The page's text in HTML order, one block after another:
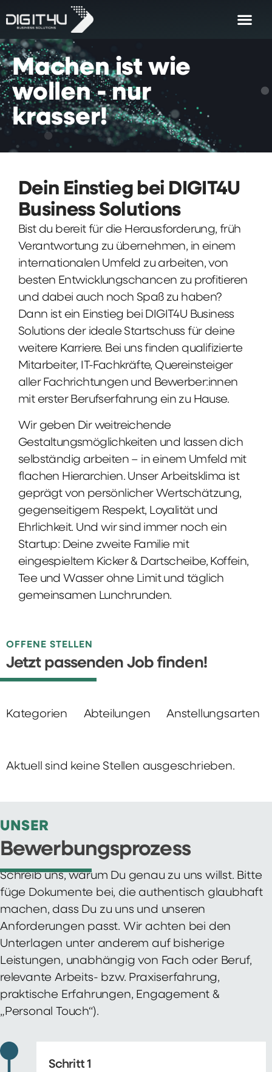
Machen ist wie
wollen - nur
krasser!
Dein Einstieg bei DIGIT4U
Business Solutions
Bist du bereit für die Herausforderung, früh
Verantwortung zu übernehmen, in einem
internationalen Umfeld zu arbeiten, von
besten Entwicklungschancen zu profitieren
und dabei auch noch Spaß zu haben?
Dann ist ein Einstieg bei DIGIT4U Business
Solutions der ideale Startschuss für deine
weitere Karriere. Bei uns finden qualifizierte
Mitarbeiter, IT-Fachkräfte, Quereinsteiger
aller Fachrichtungen und Bewerber:innen
mit erster Berufserfahrung ein zu Hause.
Wir geben Dir weitreichende
Gestaltungsmöglichkeiten und lassen dich
selbständig arbeiten – in einem Umfeld mit
flachen Hierarchien. Unser Arbeitsklima ist
geprägt von persönlicher Wertschätzung,
gegenseitigem Respekt, Loyalität und
Ehrlichkeit. Und wir sind immer noch ein
Startup: Deine zweite Familie mit
eingespieltem Kicker & Dartscheibe, Koffein,
Tee und Wasser ohne Limit und täglich
gemeinsamen Lunchrunden.
OFFENE STELLEN
Jetzt passenden Job finden!
Kategorien Abteilungen Anstellungsarten
Aktuell sind keine Stellen ausgeschrieben.
UNSER
Bewerbungsprozess
Schreib uns, warum Du genau zu uns willst. Bitte
füge Dokumente bei, die authentisch glaubhaft
machen, dass Du zu uns und unseren
Anforderungen passt. Wir achten bei den
Unterlagen unter anderem auf bisherige
Leistungen, unabhängig von Fach oder Beruf,
relevante Arbeits- bzw. Praxiserfahrung,
praktische Erfahrungen, Engagement &
„Personal Touch“).
Schritt 1